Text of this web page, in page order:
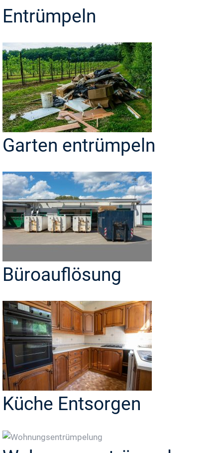
Entrümpeln
Garten entrümpeln
Büroauflösung
Küche Entsorgen